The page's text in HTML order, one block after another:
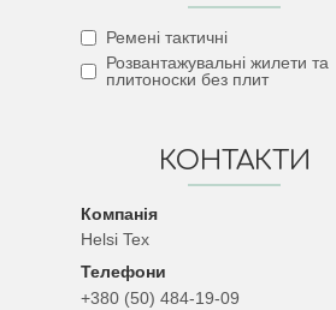
Ремені тактичні
Розвантажувальні жилети та
плитоноски без плит
КОНТАКТИ
Helsi Tex
+380 (50) 484-19-09